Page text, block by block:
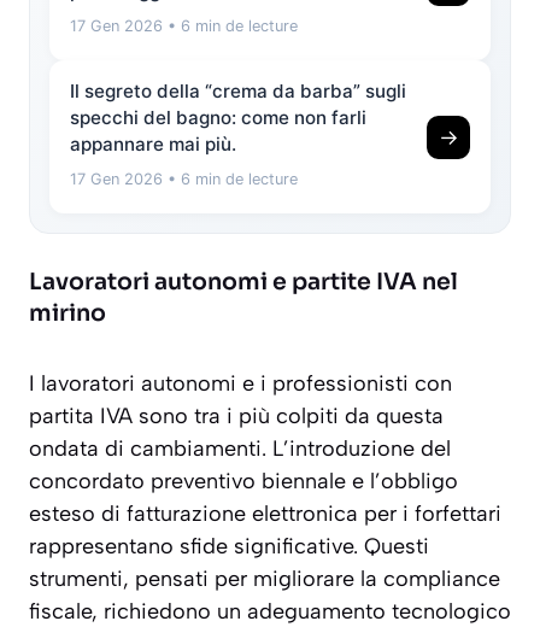
17 Gen 2026 • 6 min de lecture
Il segreto della “crema da barba” sugli
specchi del bagno: come non farli
appannare mai più.
17 Gen 2026 • 6 min de lecture
→
Lavoratori autonomi e partite IVA nel
mirino
I lavoratori autonomi e i professionisti con
partita IVA sono tra i più colpiti da questa
ondata di cambiamenti. L’introduzione del
concordato preventivo biennale e l’obbligo
esteso di fatturazione elettronica per i forfettari
rappresentano sfide significative. Questi
strumenti, pensati per migliorare la compliance
fiscale, richiedono un adeguamento tecnologico